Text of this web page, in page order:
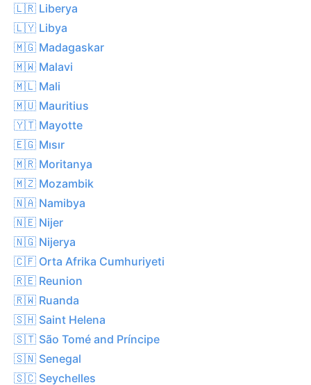
🇱🇷 Liberya
🇱🇾 Libya
🇲🇬 Madagaskar
🇲🇼 Malavi
🇲🇱 Mali
🇲🇺 Mauritius
🇾🇹 Mayotte
🇪🇬 Mısır
🇲🇷 Moritanya
🇲🇿 Mozambik
🇳🇦 Namibya
🇳🇪 Nijer
🇳🇬 Nijerya
🇨🇫 Orta Afrika Cumhuriyeti
🇷🇪 Reunion
🇷🇼 Ruanda
🇸🇭 Saint Helena
🇸🇹 São Tomé and Príncipe
🇸🇳 Senegal
🇸🇨 Seychelles